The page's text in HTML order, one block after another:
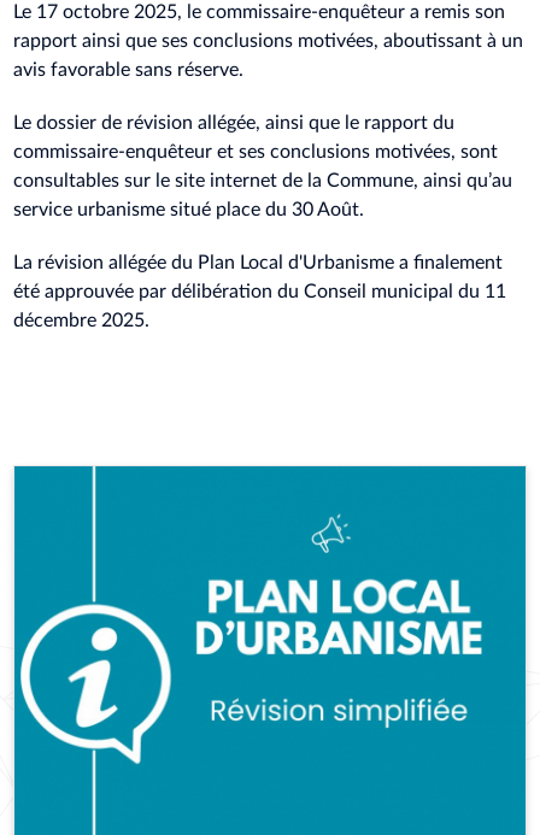
Le 17 octobre 2025, le commissaire-enquêteur a remis son
rapport ainsi que ses conclusions motivées, aboutissant à un
avis favorable sans réserve.
Le dossier de révision allégée, ainsi que le rapport du
commissaire-enquêteur et ses conclusions motivées, sont
consultables sur le site internet de la Commune, ainsi qu’au
service urbanisme situé place du 30 Août.
La révision allégée du Plan Local d'Urbanisme a finalement
été approuvée par délibération du Conseil municipal du 11
décembre 2025.